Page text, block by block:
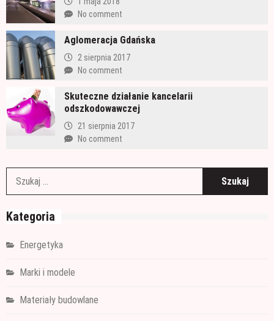
No comment
Aglomeracja Gdańska
2 sierpnia 2017
No comment
Skuteczne działanie kancelarii
odszkodowawczej
21 sierpnia 2017
No comment
Kategoria
Energetyka
Marki i modele
Materiały budowlane